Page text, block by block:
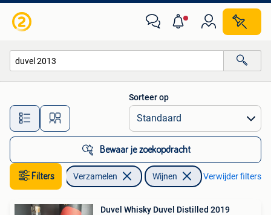
Alle afstanden…
Sorteer op
Bewaar je zoekopdracht
Filters Verzamelen Wijnen Verwijder filters
Duvel Whisky Duvel Distilled 2019